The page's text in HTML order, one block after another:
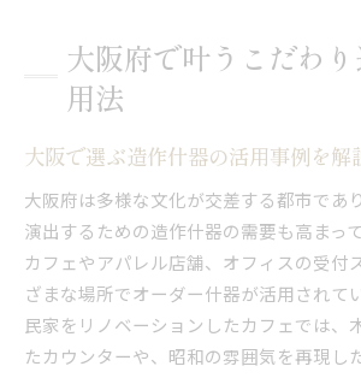
大阪府で叶うこだわ
用法
大阪で選ぶ造作什器の活用事例を解
大阪府は多様な文化が交差する都市であ
演出するための造作什器の需要も高まっ
カフェやアパレル店舗、オフィスの受付
ざまな場所でオーダー什器が活用されて
民家をリノベーションしたカフェでは、
たカウンターや、昭和の雰囲気を再現し